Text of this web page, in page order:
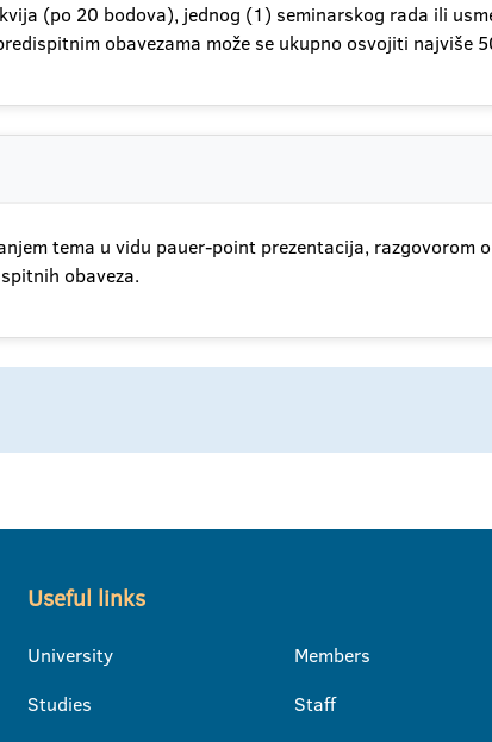
(po 20 bodova), jednog (1) seminarskog rada ili
obavezama može se ukupno osvojiti najviše
tema u vidu pauer-point prezentacija, razgovorom
obaveza.
Useful links
University
Studies
Members
Staff